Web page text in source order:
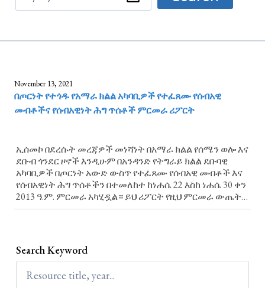
November 13, 2021
በጦርነት የተጎዱ የአማራ ክልል አካባቢዎች የተፈጸሙ የሰብአዊ
መብቶችና የሰብአዊነት ሕግ ጥሰቶች ምርመራ ሪፖርት
ኢሰመኮ በደረሱት መረጃዎች መነሻነት በአማራ ክልል የሰሜን ወሎ እና
ደቡብ ጎንደር ዞኖች እንዲሁም በአንዳንድ የትግራይ ክልል ደቡባዊ
አካባቢዎች በጦርነት አውድ ውስጥ የተፈጸሙ የሰብአዊ መብቶች እና
የሰብአዊነት ሕግ ጥሰቶችን በተመለከተ ከነሐሴ 22 እስከ ነሐሴ 30 ቀን
2013 ዓ.ም. ምርመራ አካሂዷል። ይህ ሪፖርት የዚህ ምርመራ ውጤት
ነው።
Search Keyword